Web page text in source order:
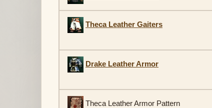
Theca Leather Gaiters
Drake Leather Armor
Theca Leather Armor Pattern